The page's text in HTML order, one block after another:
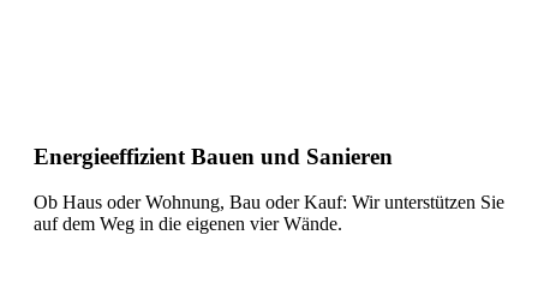
Energieeffizient Bauen und Sanieren
Ob Haus oder Wohnung, Bau oder Kauf: Wir unterstützen Sie
auf dem Weg in die eigenen vier Wände.